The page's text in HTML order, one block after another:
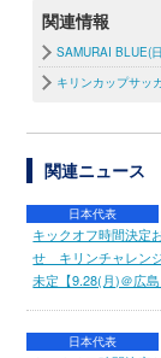
関連情報
SAMURAI BLUE(
キリンカップサッ
関連ニュース
日本代表
キックオフ時間決定
せ キリンチャレン
未定【9.28(月)＠広
日本代表